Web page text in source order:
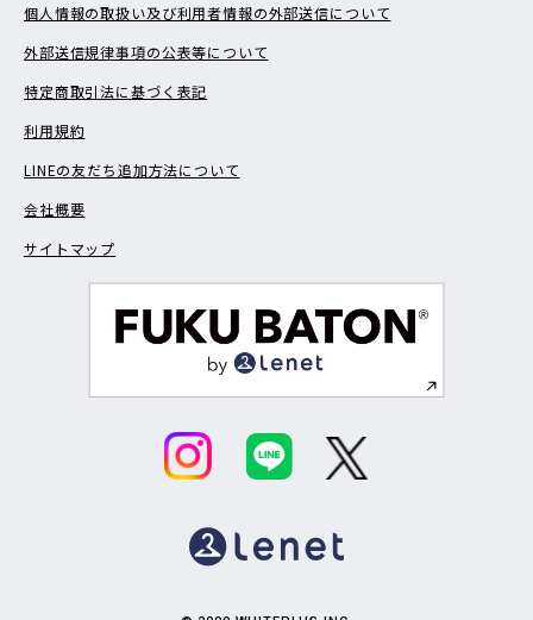
個人情報の取扱い及び利用者情報の外部送信について
外部送信規律事項の公表等について
特定商取引法に基づく表記
利用規約
LINEの友だち追加方法について
会社概要
サイトマップ